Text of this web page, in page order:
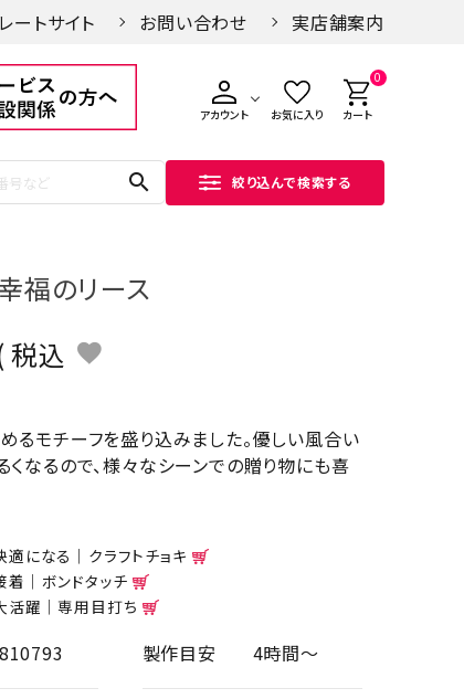
ートサイト お問い合わせ 実店舗案内
アカウント お気に入り
0
カート
search 絞り込んで検索する
福のリース
税込
るモチーフを盛り込みました。優しい風合い
くなるので、様々なシーンでの贈り物にも喜
になる｜クラフトチョキ
｜ボンドタッチ
活躍｜専用目打ち
製作目安 4時間～